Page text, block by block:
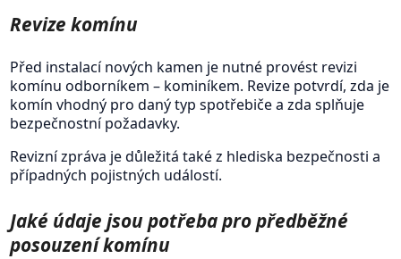
Revize komínu
Před instalací nových kamen je nutné provést revizi
komínu odborníkem – kominíkem. Revize potvrdí, zda je
komín vhodný pro daný typ spotřebiče a zda splňuje
bezpečnostní požadavky.
Revizní zpráva je důležitá také z hlediska bezpečnosti a
případných pojistných událostí.
Jaké údaje jsou potřeba pro předběžné
posouzení komínu